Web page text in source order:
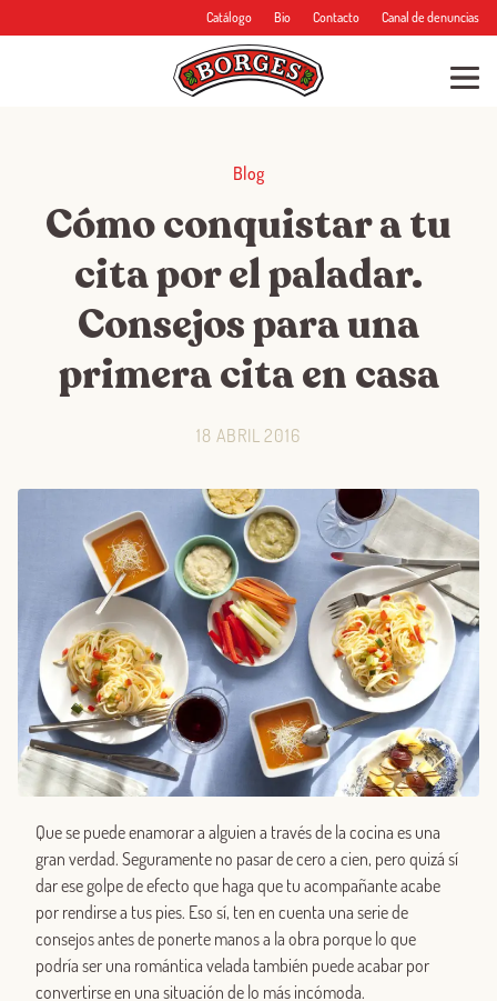
Catálogo Bio Contacto Canal de denuncias
Blog
Cómo conquistar a tu
cita por el paladar.
Consejos para una
primera cita en casa
18 ABRIL 2016
Que se puede enamorar a alguien a través de la cocina es una
gran verdad. Seguramente no pasar de cero a cien, pero quizá sí
dar ese golpe de efecto que haga que tu acompañante acabe
por rendirse a tus pies. Eso sí, ten en cuenta una serie de
consejos antes de ponerte manos a la obra porque lo que
podría ser una romántica velada también puede acabar por
convertirse en una situación de lo más incómoda.